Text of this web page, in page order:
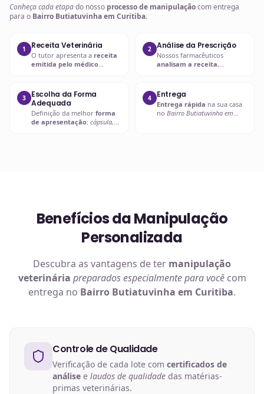
Conheça cada etapado nosso processo de manipulaçãocom entrega
para o Bairro Butiatuvinha em Curitiba.
1 Receita Veterinária
O tutor apresenta a receita
emitida pelo médico
2 Análise da Prescrição
Nossos farmacêuticos
analisam a receita,
compatibilidade
3
Escolha da Forma
Adequada
Definição da melhor forma
de apresentação: cápsula,
4 Entrega
Entrega rápida na sua casa
no Bairro Butiatuvinha em
Benefícios da Manipulação
Personalizada
Descubra as vantagens de ter manipulação
veterinária preparados especialmente para vocêcom
entrega no Bairro Butiatuvinha em Curitiba.
Controle de Qualidade
Verificação de cada lote com certificados de
análise e laudos de qualidade das matérias-
primas veterinárias.